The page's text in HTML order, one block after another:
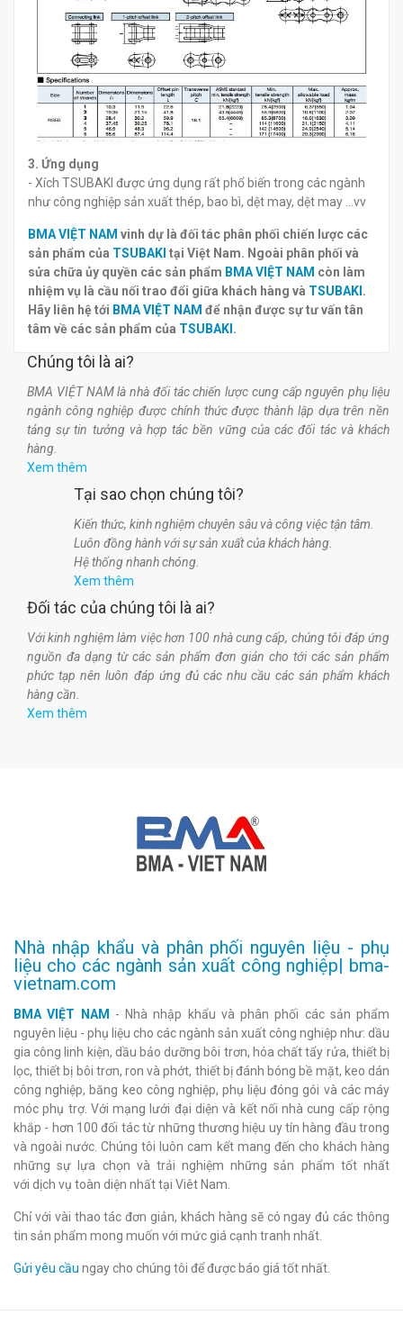
3. Ứng dụng
- Xích TSUBAKI được ứng dụng rất phổ biến trong các ngành
như công nghiệp sản xuất thép, bao bì, dệt may, dệt may ...vv
BMA VIỆT NAM vinh dự là đối tác phân phối chiến lược các
sản phẩm của TSUBAKI tại Việt Nam. Ngoài phân phối và
sửa chữa ủy quyền các sản phẩm BMA VIỆT NAM còn làm
nhiệm vụ là cầu nối trao đổi giữa khách hàng và TSUBAKI.
Hãy liên hệ tới BMA VIỆT NAM để nhận được sự tư vấn tân
tâm về các sản phẩm của TSUBAKI.
Chúng tôi là ai?
BMA VIỆT NAM là nhà đối tác chiến lược cung cấp nguyên phụ liệu
ngành công nghiệp được chính thức được thành lập dựa trên nền
tảng sự tin tưởng và hợp tác bền vững của các đối tác và khách
hàng.
Xem thêm
Tại sao chọn chúng tôi?
Kiến thức, kinh nghiệm chuyên sâu và công việc tận tâm.
Luôn đồng hành với sự sản xuất của khách hàng.
Hệ thống nhanh chóng.
Xem thêm
Đối tác của chúng tôi là ai?
Với kinh nghiệm làm việc hơn 100 nhà cung cấp, chúng tôi đáp ứng
nguồn đa dạng từ các sản phẩm đơn giản cho tới các sản phẩm
phức tạp nên luôn đáp ứng đủ các nhu cầu các sản phẩm khách
hàng cần.
Xem thêm
Nhà nhập khẩu và phân phối nguyên liệu - phụ
liệu cho các ngành sản xuất công nghiệp| bma-
vietnam.com
BMA VIỆT NAM - Nhà nhập khẩu và phân phối các sản phẩm
nguyên liệu - phụ liệu cho các ngành sản xuất công nghiệp như: dầu
gia công linh kiện, dầu bảo dưỡng bôi trơn, hóa chất tẩy rửa, thiết bị
lọc, thiết bị bôi trơn, ron và phớt, thiết bị đánh bóng bề mặt, keo dán
công nghiệp, băng keo công nghiệp, phụ liệu đóng gói và các máy
móc phụ trợ. Với mạng lưới đại diện và kết nối nhà cung cấp rộng
khắp - hơn 100 đối tác từ những thương hiệu uy tín hàng đầu trong
và ngoài nước. Chúng tôi luôn cam kết mang đến cho khách hàng
những sự lựa chọn và trải nghiệm những sản phẩm tốt nhất
với dịch vụ toàn diện nhất tại Viêt Nam.
Chỉ với vài thao tác đơn giản, khách hàng sẽ có ngay đủ các thông
tin sản phẩm mong muốn với mức giá cạnh tranh nhất.
Gửi yêu cầu ngay cho chúng tôi để được báo giá tốt nhất.